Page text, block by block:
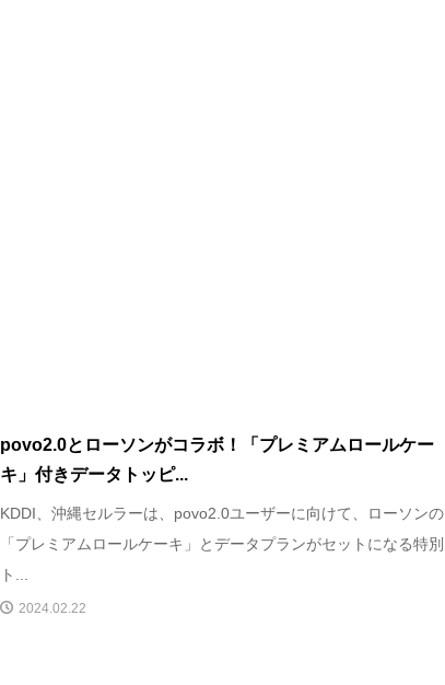
povo2.0とローソンがコラボ！「プレミアムロールケー
キ」付きデータトッピ...
KDDI、沖縄セルラーは、povo2.0ユーザーに向けて、ローソンの
「プレミアムロールケーキ」とデータプランがセットになる特別
ト...
2024.02.22